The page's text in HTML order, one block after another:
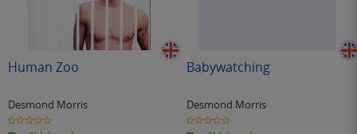
Human Zoo
Desmond Morris
0.0
z
Babywatching
Desmond Morris
0.0
z